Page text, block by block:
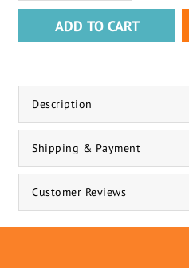
ADD TO CART
Description
Shipping & Payment
Customer Reviews